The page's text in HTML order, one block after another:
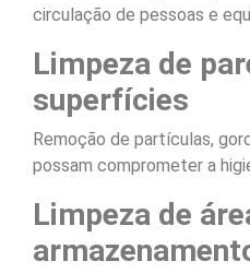
circulação de pessoas e
Limpeza de
superfícies
Remoção de partículas,
possam comprometer a
Limpeza de